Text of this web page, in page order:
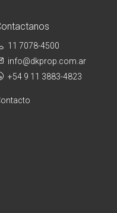
11 7078-4500
info@dkprop.com.ar
+54 9 11 3883-4823